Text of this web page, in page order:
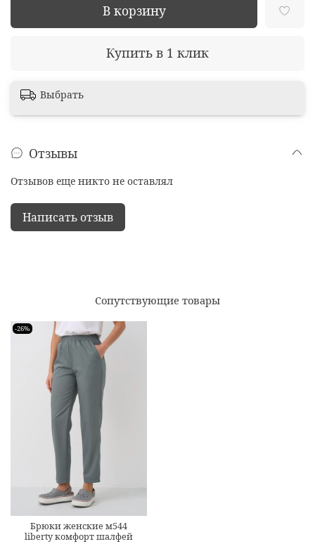
В корзину
Купить в 1 клик
Выбрать
Отзывы
Отзывов еще никто не оставлял
Написать отзыв
Сопутствующие товары
-26%
Брюки женские м544
liberty комфорт шалфей